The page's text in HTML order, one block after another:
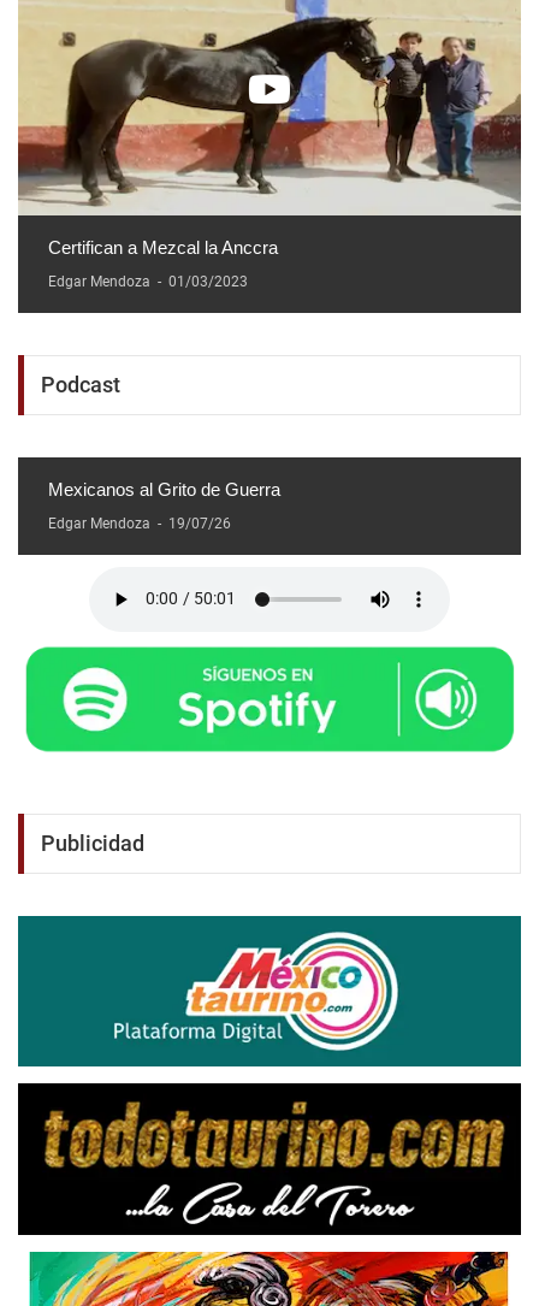
Certifican a Mezcal la Anccra
Edgar Mendoza - 01/03/2023
Podcast
Mexicanos al Grito de Guerra
Edgar Mendoza - 19/07/26
Publicidad